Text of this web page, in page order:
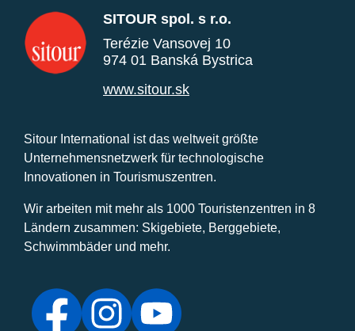
SITOUR spol. s r.o.
Terézie Vansovej 10
974 01 Banská Bystrica
www.sitour.sk
Sitour International ist das weltweit größte
Unternehmensnetzwerk für technologische
Innovationen in Tourismuszentren.
Wir arbeiten mit mehr als 1000 Touristenzentren in 8
Ländern zusammen: Skigebiete, Berggebiete,
Schwimmbäder und mehr.